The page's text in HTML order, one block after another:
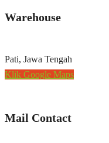
Warehouse
Pati, Jawa Tengah
Klik Google Maps
Mail Contact